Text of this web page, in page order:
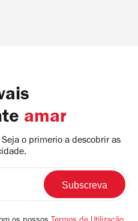
amar
o primerio a descobrir as